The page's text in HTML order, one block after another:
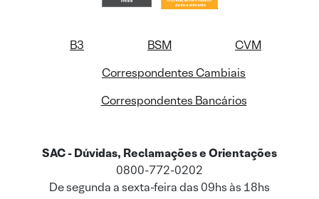
B3 BSM
CVM
Correspondentes Cambiais
Correspondentes Bancários
SAC - Dúvidas, Reclamações e Orientações
0800-772-0202
De segunda a sexta-feira das 09hs às 18hs